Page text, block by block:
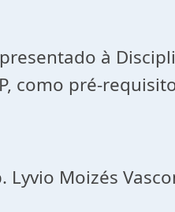
à
como pré-
Lyvio Moizés